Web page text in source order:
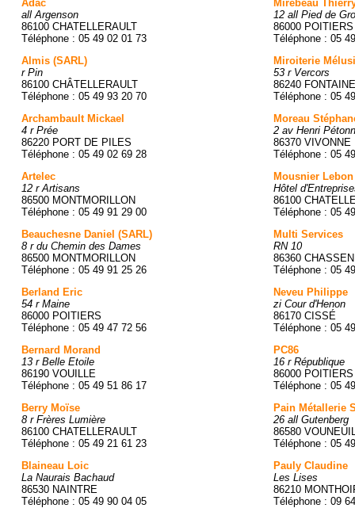
Adac
all Argenson
86100 CHATELLERAULT
Téléphone : 05 49 02 01 73
Almis (SARL)
r Pin
86100 CHÂTELLERAULT
Téléphone : 05 49 93 20 70
Archambault Mickael
4 r Prée
86220 PORT DE PILES
Téléphone : 05 49 02 69 28
Artelec
12 r Artisans
86500 MONTMORILLON
Téléphone : 05 49 91 29 00
Beauchesne Daniel (SARL)
8 r du Chemin des Dames
86500 MONTMORILLON
Téléphone : 05 49 91 25 26
Berland Eric
54 r Maine
86000 POITIERS
Téléphone : 05 49 47 72 56
Bernard Morand
13 r Belle Etoile
86190 VOUILLE
Téléphone : 05 49 51 86 17
Berry Moïse
8 r Frères Lumière
86100 CHATELLERAULT
Téléphone : 05 49 21 61 23
Blaineau Loic
La Naurais Bachaud
86530 NAINTRE
Téléphone : 05 49 90 04 05
Mirebeau
12 all Pied de
86000 POITIERS
Téléphone : 05
Miroiterie
53 r Vercors
86240
Téléphone : 05
Moreau
2 av Henri
86370 VIVONNE
Téléphone : 05
Mousnier Lebon
Hôtel
86100
Téléphone : 05
Multi Services
RN 10
86360
Téléphone : 05
Neveu Philippe
zi Cour d'Henon
86170 CISSÉ
Téléphone : 05
PC86
16 r République
86000 POITIERS
Téléphone : 05
Pain Métallerie
26 all Gutenberg
86580
Téléphone : 05
Pauly Claudine
Les Lises
86210
Téléphone : 09